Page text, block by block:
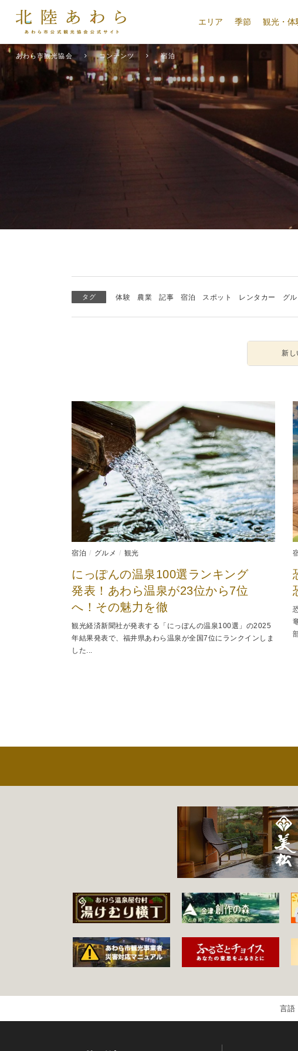
エリア 季節 観光・体
あわら市観光協会 コンテンツ 宿泊
タグ 体験 農業 記事 宿泊 スポット レンタカー グル
新し
宿泊 グルメ 観光
にっぽんの温泉100選ランキング
発表！あわら温泉が23位から7位
へ！その魅力を徹
観光経済新聞社が発表する「にっぽんの温泉100選」の2025
年結果発表で、福井県あわら温泉が全国7位にランクインしま
した...